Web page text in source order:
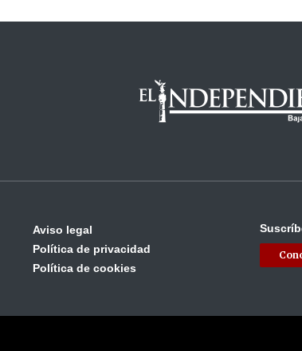
Aviso legal
Política de privacidad
Política de cookies